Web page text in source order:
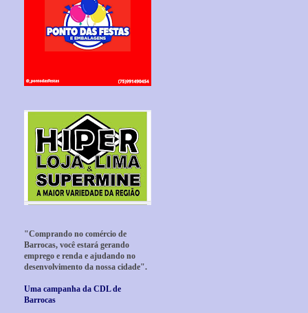
"Comprando no comércio de
Barrocas, você estará gerando
emprego e renda e ajudando no
desenvolvimento da nossa cidade".
Uma campanha da CDL de
Barrocas